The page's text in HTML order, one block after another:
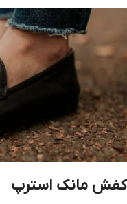
کفش مانک استرپ